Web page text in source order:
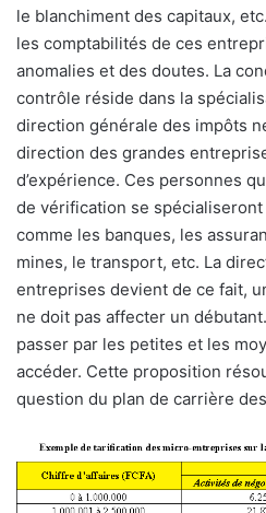
le blanchiment des capitaux,
les comptabilités de ces
anomalies et des doutes. La
contrôle réside dans la
direction générale des impôts
direction des grandes
d’expérience. Ces personnes
de vérification se spécialiseront
comme les banques, les
mines, le transport, etc. La
entreprises devient de ce fait,
ne doit pas affecter un
passer par les petites et les
accéder. Cette proposition
question du plan de carrière